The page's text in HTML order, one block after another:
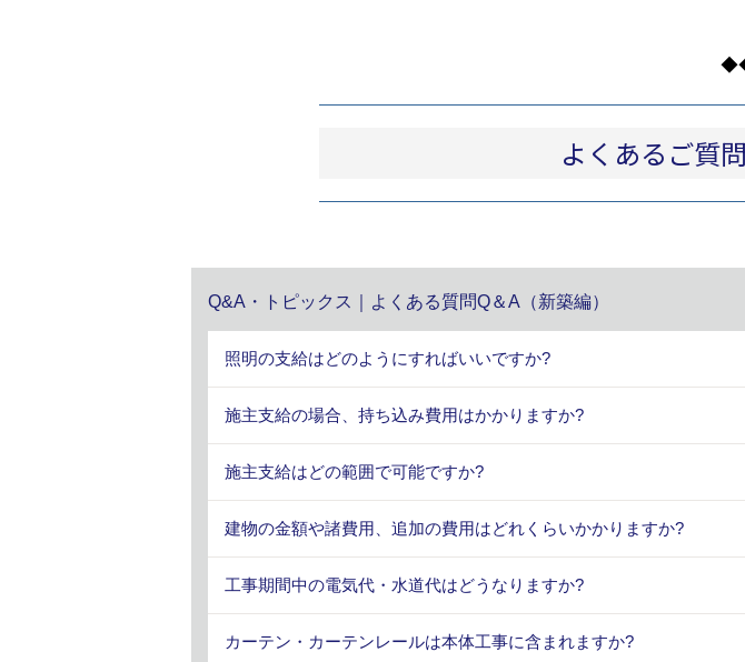
よくあるご質
Q&A・トピックス｜よくある質問Q＆A（新築編）
照明の支給はどのようにすればいいですか?
施主支給の場合、持ち込み費用はかかりますか?
施主支給はどの範囲で可能ですか?
建物の金額や諸費用、追加の費用はどれくらいかかりますか?
工事期間中の電気代・水道代はどうなりますか?
カーテン・カーテンレールは本体工事に含まれますか?